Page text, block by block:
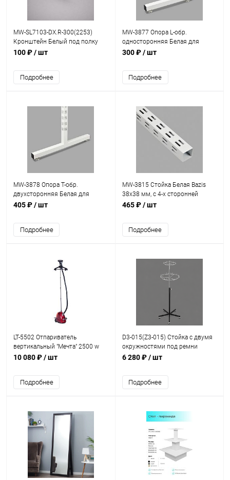
MW-SL7103-DX.R-300(2253)
Кронштейн Белый под полку
правый с двойным зацепом
100 ₽/ шт
Подробнее
MW-3877 Опора L-обр.
односторонняя Белая для
стойки Bazis 38х38 мм
300 ₽/ шт
Подробнее
MW-3878 Опора Т-обр.
двухсторонняя Белая для
стойки Bazis 38х38 мм
405 ₽/ шт
Подробнее
MW-3815 Стойка Белая Bazis
38х38 мм, с 4-х сторонней
перфорацией H=1500 mm
465 ₽/ шт
Подробнее
LT-5502 Отпариватель
вертикальный "Мечта" 2500 w
10 080 ₽/ шт
Подробнее
D3-015(Z3-015) Стойка с двумя
окружностями под ремни
6 280 ₽/ шт
Подробнее